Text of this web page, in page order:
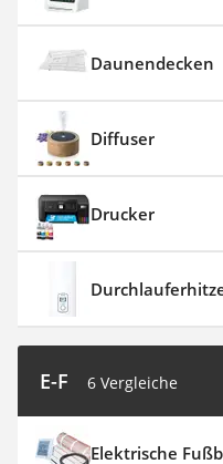
Daunendecken
Diffuser
Drucker
E-F 6 Vergleiche
Elektrische